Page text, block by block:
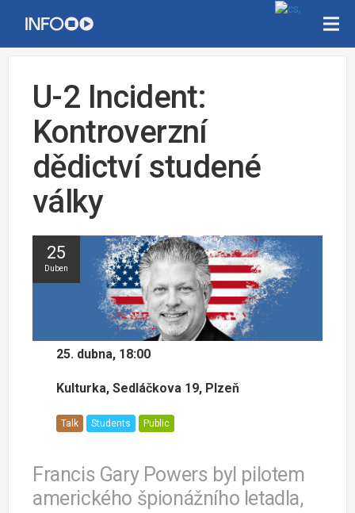
U-2 Incident:
Kontroverzní
dědictví studené
války
25
Duben
25. dubna, 18:00
Kulturka, Sedláčkova 19, Plzeň
Talk Students Public
Francis Gary Powers byl pilotem
amerického špionážního letadla,